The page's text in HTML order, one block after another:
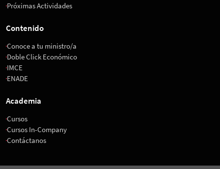
Próximas Actividades
Contenido
Conoce a tu ministro/a
Doble Click Económico
IMCE
ENADE
Academia
Cursos
Cursos In-Company
Contáctanos